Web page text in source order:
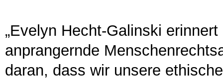
„Evelyn Hecht-Galinski
anprangernde
daran, dass wir unsere